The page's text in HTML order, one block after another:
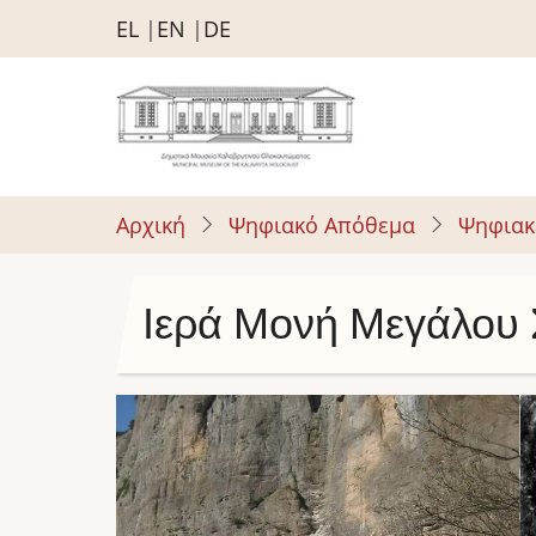
Παράκαμψη
προς
περιεχόμενο
EL EN DE
Αρχική Ψηφιακό Απόθεμα
Ιερά Μονή Μεγάλου
Image